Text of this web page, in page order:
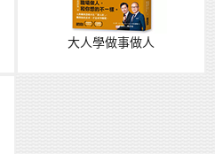
大人學做事做人